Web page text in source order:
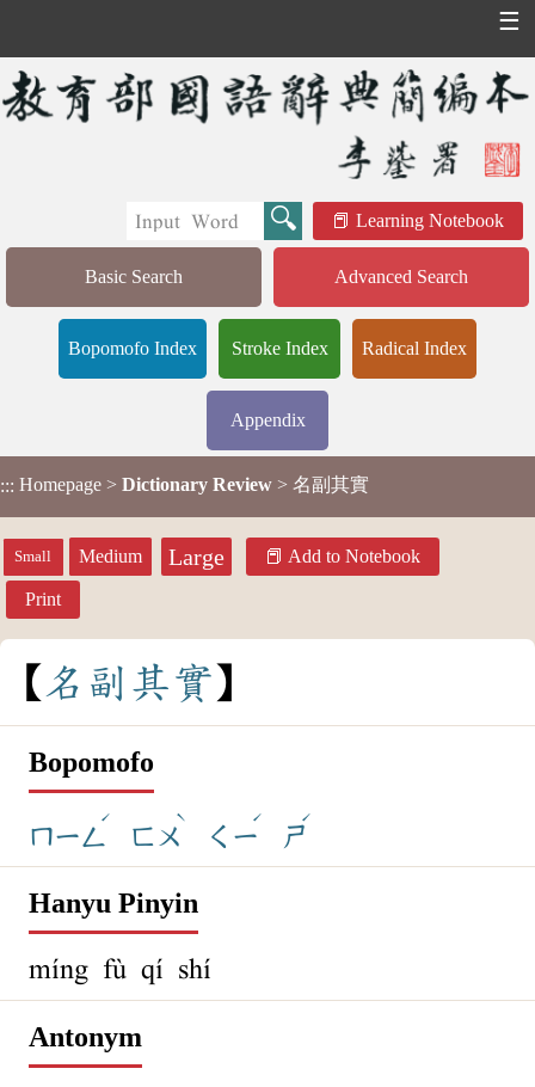
☰
Learning Notebook
Basic Search Advanced Search
Bopomofo Index Stroke Index Radical Index
Appendix
::: Homepage > Dictionary Review > 名副其實
Small Medium Large Add to Notebook
Print
名 副 其實
Bopomofo
ㄇㄧㄥ
ˊ
ㄈㄨ
ˋ
ㄑㄧ
ˊ
ㄕ
ˊ
Hanyu Pinyin
míng fù qí shí
Antonym